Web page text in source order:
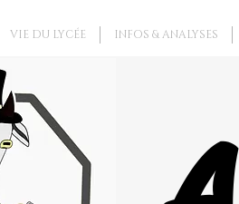
VIE DU LYCÉE INFOS & ANALYSES